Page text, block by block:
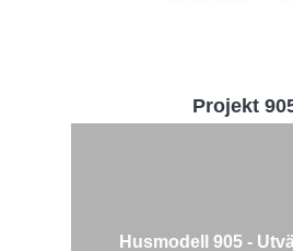
Projekt
Husmodell 905 -